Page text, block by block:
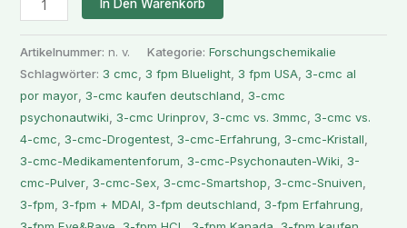
In Den Warenkorb
Artikelnummer: n. v. Kategorie:Forschungschemikalie
Schlagwörter:3 cmc,3 fpm Bluelight,3 fpm USA,3-cmc al
por mayor,3-cmc kaufen deutschland,3-cmc
psychonautwiki,3-cmc Urinprov,3-cmc vs. 3mmc,3-cmc vs.
4-cmc,3-cmc-Drogentest,3-cmc-Erfahrung,3-cmc-Kristall,
3-cmc-Medikamentenforum,3-cmc-Psychonauten-Wiki,3-
cmc-Pulver,3-cmc-Sex,3-cmc-Smartshop,3-cmc-Snuiven,
3-fpm,3-fpm + MDAI,3-fpm deutschland,3-fpm Erfahrung,